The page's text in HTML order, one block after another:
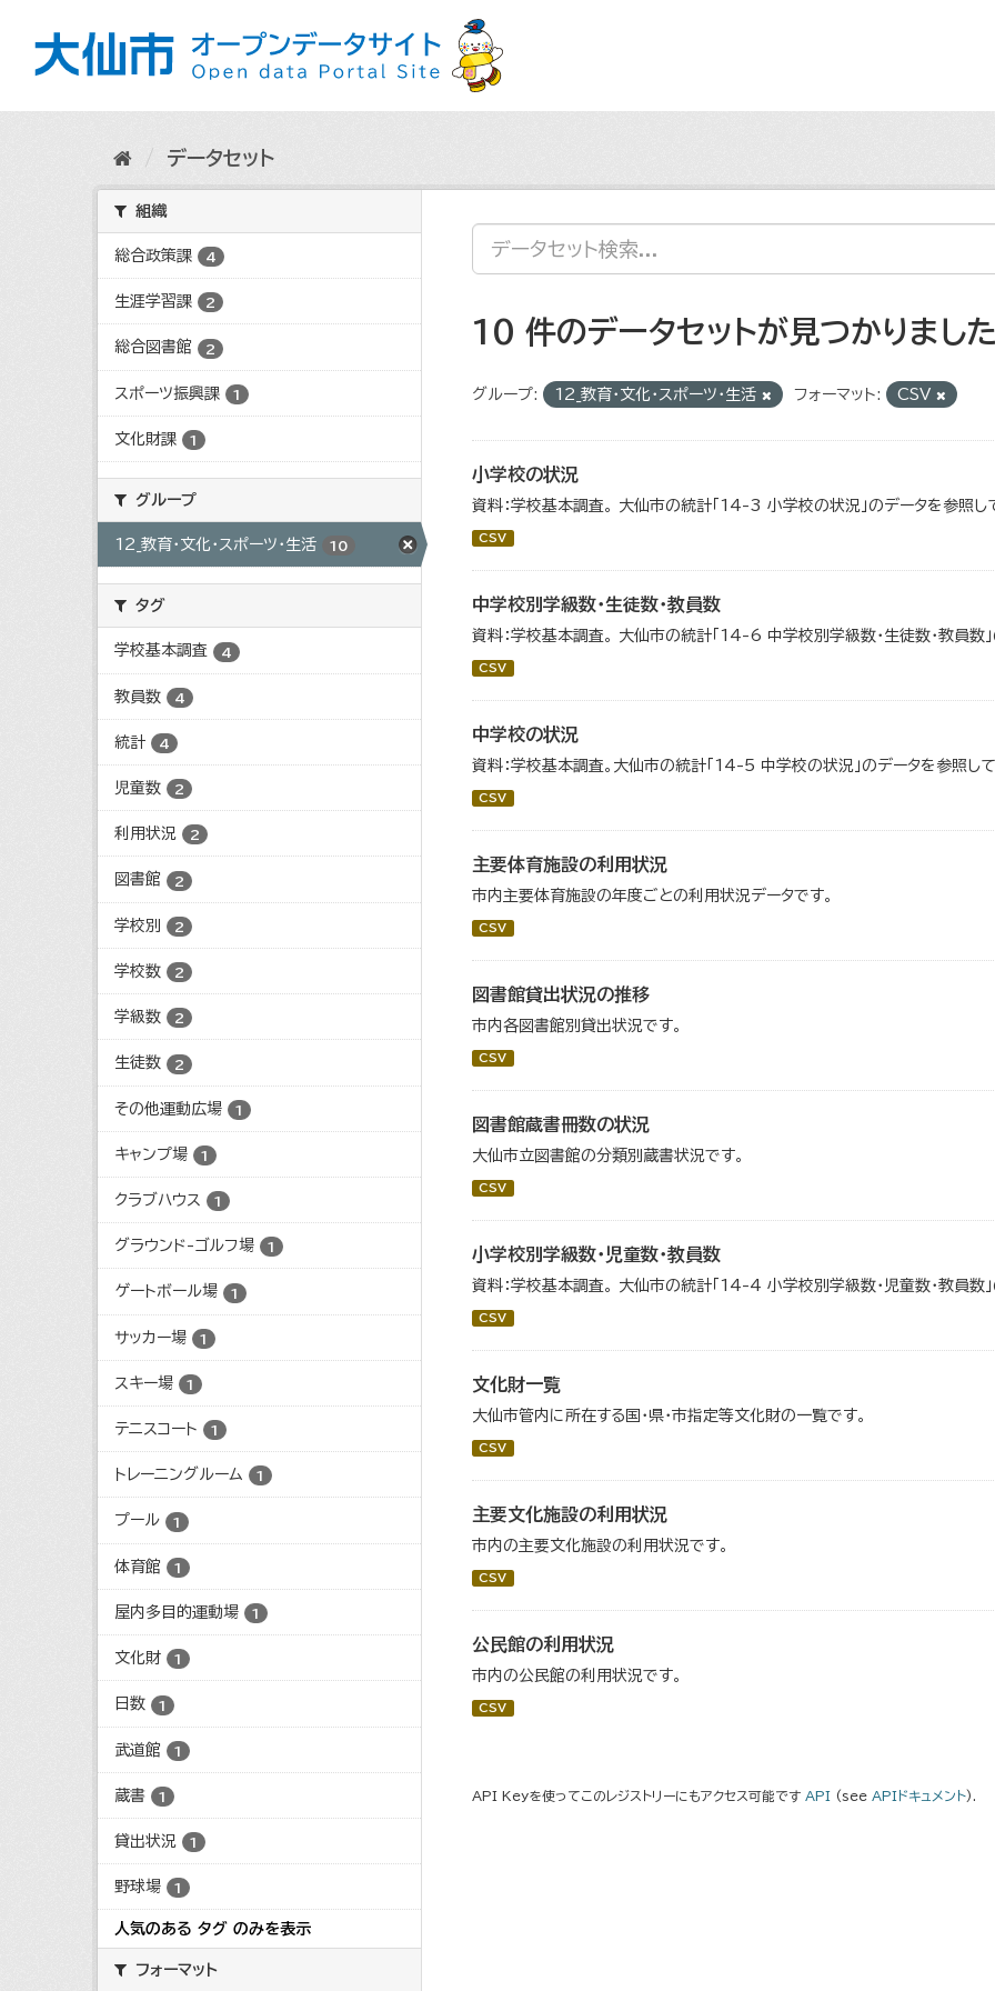
データセット
組織
総合政策課 4
生涯学習課 2
総合図書館 2
スポーツ振興課 1
文化財課 1
グループ
12_教育・文化・スポーツ・生活 10
タグ
学校基本調査 4
教員数 4
統計 4
児童数 2
利用状況 2
図書館 2
学校別 2
学校数 2
学級数 2
生徒数 2
その他運動広場 1
キャンプ場 1
クラブハウス 1
グラウンド-ゴルフ場 1
ゲートボール場 1
サッカー場 1
スキー場 1
テニスコート 1
トレーニングルーム 1
プール 1
体育館 1
屋内多目的運動場 1
文化財 1
日数 1
武道館 1
蔵書 1
貸出状況 1
野球場 1
人気のある タグ のみを表示
フォーマット
10 件のデータセットが見つかりました
グループ: 12_教育・文化・スポーツ・生活 フォーマット: CSV
小学校の状況
資料：学校基本調査。 大仙市の統計「14-3 小学校の状況」のデータを参照し
CSV
中学校別学級数・生徒数・教員数
資料：学校基本調査。 大仙市の統計「14-6 中学校別学級数・生徒数・教員数」
CSV
中学校の状況
資料：学校基本調査。大仙市の統計「14-5 中学校の状況」のデータを参照して
CSV
主要体育施設の利用状況
市内主要体育施設の年度ごとの利用状況データです。
CSV
図書館貸出状況の推移
市内各図書館別貸出状況です。
CSV
図書館蔵書冊数の状況
大仙市立図書館の分類別蔵書状況です。
CSV
小学校別学級数・児童数・教員数
資料：学校基本調査。 大仙市の統計「14-4 小学校別学級数・児童数・教員数」
CSV
文化財一覧
大仙市管内に所在する国・県・市指定等文化財の一覧です。
CSV
主要文化施設の利用状況
市内の主要文化施設の利用状況です。
CSV
公民館の利用状況
市内の公民館の利用状況です。
CSV
API Keyを使ってこのレジストリーにもアクセス可能です API (see APIドキュメント).